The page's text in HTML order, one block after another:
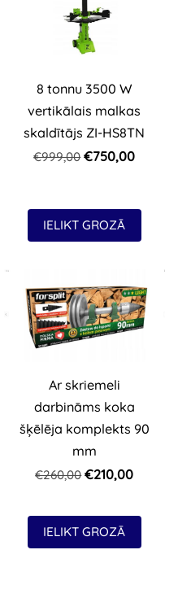
8 tonnu 3500 W
vertikālais malkas
skaldītājs ZI-HS8TN
€999,00 €750,00
IELIKT GROZĀ
Ar skriemeli
darbināms koka
šķēlēja komplekts 90
mm
€260,00 €210,00
IELIKT GROZĀ